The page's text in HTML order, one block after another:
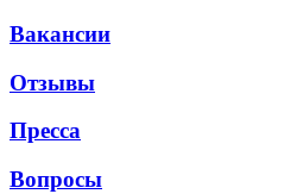
Вакансии
Отзывы
Пресса
Вопросы